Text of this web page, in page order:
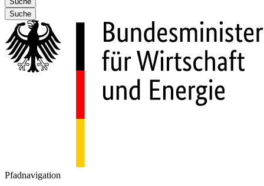
Suche
Pfadnavigation